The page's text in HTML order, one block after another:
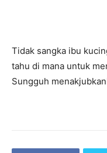
Tidak sangka ibu
tahu di mana untuk
Sungguh